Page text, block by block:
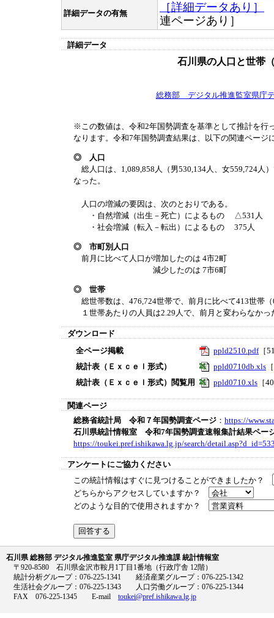
詳細データの有無
［詳細データあり］
連ページあり］
詳細データ
石川県の人口と世帯
総務部 デジタル推進監室県庁
※この数値は、令和2年国勢調査を基準として推計を行
なります。令和7年国勢調査結果は、以下の関連ページ
◎ 人口
総人口は、1,089,858人（男530,134人、女559,724人
なった。
人口の増減の要因は、次のとおりである。
・自然増減（出生－死亡）によるもの △531人
・社会増減（転入－転出）によるもの
◎ 市町別人口
前月に比べて人口が増加したのは 4市2町
減少したのは 7市6町
◎ 世帯
総世帯数は、476,724世帯で、前月に比べて413世帯
１世帯あたりの人員は2.29人で、前月と変わらなかっ
ダウンロード
全ページ掲載
ppld2510.pdf［
統計表（Ｅｘｃｅｌ形式）
ppld0710db.xls
統計表（Ｅｘｃｅｌ形式）閲覧用
ppld0710.xls ［
関連ページ
総務省統計局 令和７年国勢調査ページ ： https://
石川県統計情報室 令和7年国勢調査速報集計結果ペー
https://toukei.pref.ishikawa.lg.jp/search/
アンケートにご協力ください
この統計情報はすぐに見つけることができましたか？
どちらからアクセスしていますか？
どのような目的で使用されますか？
石川県 総務部 デジタル推進監室 県庁デジタル推進課 統計情報室
〒920-8580 石川県金沢市鞍月1丁目1番地（行政庁舎 12階）
統計分析グループ：076-225-1341 経済産業グループ：076-225-1342
生活社会グループ：076-225-1343 人口労働グループ：076-225-1344
FAX 076-225-1345 E-mail toukei@pref.ishikawa.lg.jp